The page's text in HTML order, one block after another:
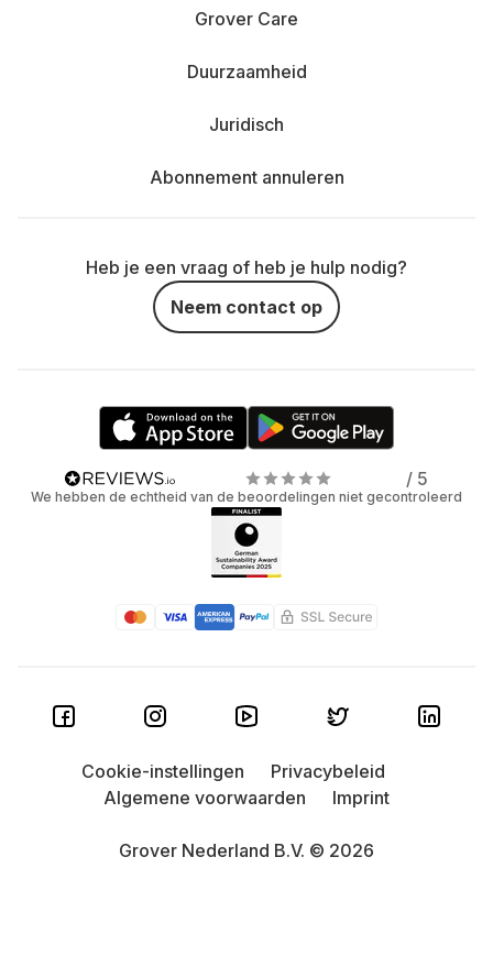
Grover Care
Duurzaamheid
Juridisch
Abonnement annuleren
Heb je een vraag of heb je hulp nodig?
Neem contact op
/ 5
We hebben de echtheid van de beoordelingen niet gecontroleerd
Grover Nederland B.V. © 2026
Cookie-instellingen
Privacybeleid
Algemene voorwaarden
Imprint